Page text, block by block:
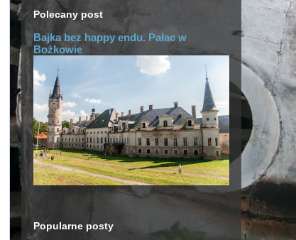
Polecany post
Bajka bez happy endu. Pałac w
Bożkowie
Popularne posty